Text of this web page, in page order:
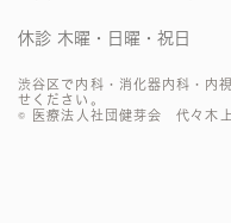
休診 木曜・日曜・祝日
渋谷区で内科・消化器内科・内
せください。
© 医療法人社団健芽会 代々木